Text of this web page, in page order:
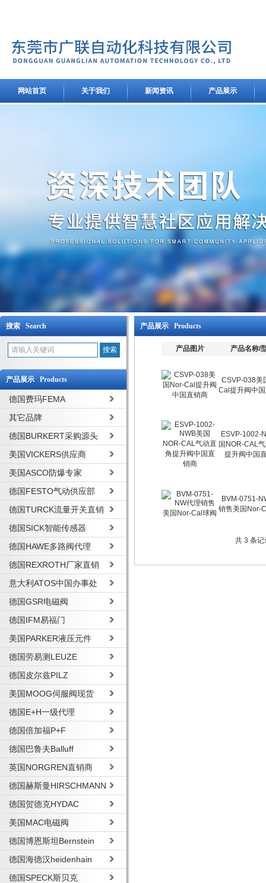
网站首页 关于我们 新闻资讯 产品展示
搜索 Search
产品展示 Products
德国费玛FEMA
其它品牌
德国BURKERT采购源头
美国VICKERS供应商
美国ASCO防爆专家
德国FESTO气动供应部
德国TURCK流量开关直销
德国SICK智能传感器
德国HAWE多路阀代理
德国REXROTH厂家直销
意大利ATOS中国办事处
德国GSR电磁阀
德国IFM易福门
美国PARKER液压元件
德国劳易测LEUZE
德国皮尔兹PILZ
美国MOOG伺服阀现货
德国E+H一级代理
德国倍加福P+F
德国巴鲁夫Balluff
英国NORGREN直销商
德国赫斯曼HIRSCHMANN
德国贺德克HYDAC
美国MAC电磁阀
德国博恩斯坦Bernstein
德国海德汉heidenhain
德国SPECK斯贝克
产品展示 Products
产品图片 产品名称/
CSVP-038美
Cal提升阀中
ESVP-1002-
国NOR-CAL
提升阀中国
BVM-0751-
销售美国Nor-
共 3 条